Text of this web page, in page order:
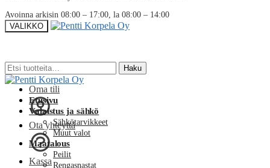
Avoinna arkisin 08:00 – 17:00, la 08:00 – 14:00
VALIKKO
Etsi: Haku
Oma tili
Ota yhteyttä
Kassa
Etsi: Haku
Etusivu
Valaistus ja sähkö
Sähkötarvikkeet
Muut valot
Maatalous
Peilit
Rengasnastat